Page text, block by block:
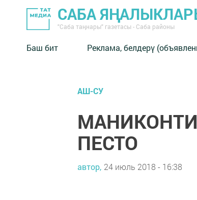
САБА
"Саба таңнары" газетасы - Саба районы
Баш бит Реклама, белдерү
АШ-СУ
ПЕСТО
автор, 24 июль 2018 - 16:38